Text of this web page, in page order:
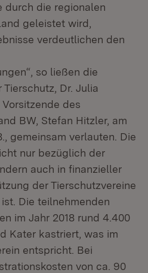
durch die regionalen
geleistet wird,
verdeutlichen den
so ließen die
Dr. Julia
des
BW, Stefan Hitzler, am
gemeinsam verlauten. Die
nur bezüglich der
auch in finanzieller
der Tierschutzvereine
Die teilnehmenden
im Jahr 2018 rund 4.400
Kater kastriert, was im
entspricht. Bei
von ca. 90